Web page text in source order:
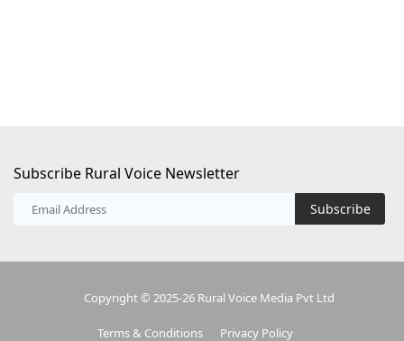
Subscribe Rural Voice Newsletter
Subscribe
Copyright © 2025-26 Rural Voice Media Pvt Ltd
Terms & Conditions Privacy Policy